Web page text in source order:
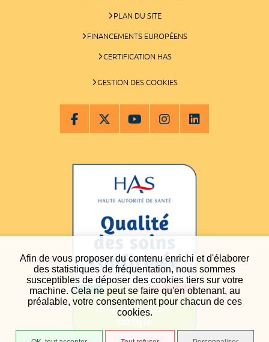
Afin de vous proposer du contenu enrichi et d'élaborer
des statistiques de fréquentation, nous sommes
susceptibles de déposer des cookies tiers sur votre
machine. Cela ne peut se faire qu'en obtenant, au
préalable, votre consentement pour chacun de ces
cookies.
PLAN DU SITE
FINANCEMENTS EUROPÉENS
CERTIFICATION HAS
GESTION DES COOKIES